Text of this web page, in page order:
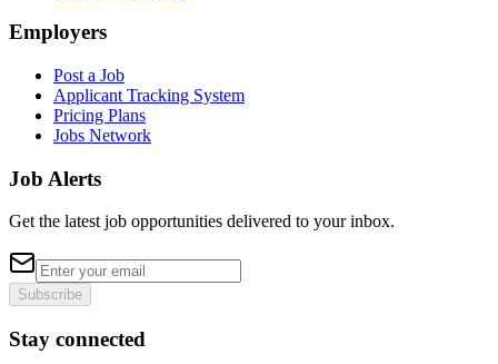
Employers
Post a Job
Applicant Tracking System
Pricing Plans
Jobs Network
Job Alerts
Get the latest job opportunities delivered to your inbox.
Subscribe
Stay connected